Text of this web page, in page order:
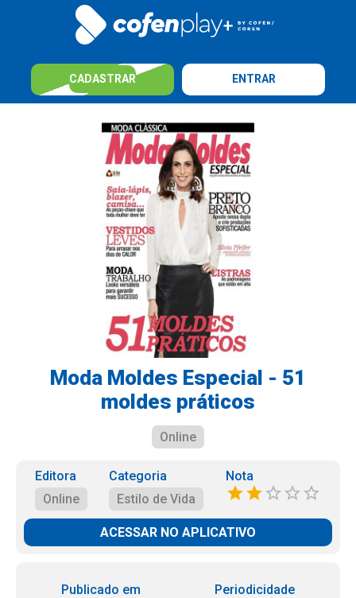
CADASTRAR ENTRAR
Moda Moldes Especial - 51
moldes práticos
Online
Editora
Online
Categoria
Estilo de Vida
Nota
ACESSAR NO APLICATIVO
Publicado em
Periodicidade